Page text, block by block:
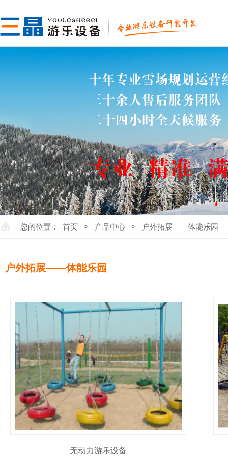
您的位置： 首页 > 产品中心 > 户外拓展——体能乐园
户外拓展——体能乐园
无动力游乐设备